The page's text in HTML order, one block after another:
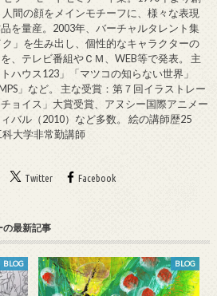
間の顔をメインモチーフに、様々な表現
を量産。2003年、バーチャルタレント集
ク」を生み出し、個性的なキャラクターの
、テレビ番組やＣＭ、WEB等で発表。 主
ハウス123」「マツコの知らない世界」
」など。 主な受賞：第７回イラストレー
ョイス」大賞受賞、アヌシー国際アニメー
バル（2010）など多数。 絵の講師歴25
大学非常勤講師
Twitter Facebook
の最新記事
BLOG BLOG